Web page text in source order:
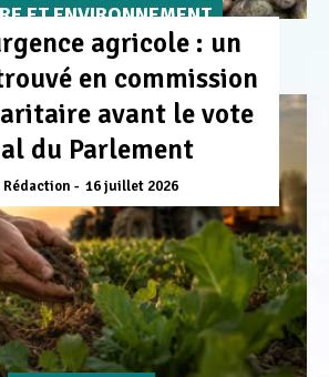
ET ENVIRONNEMENT
agricole : un
en commission
avant le vote
du Parlement
Rédaction 16 juillet 2026